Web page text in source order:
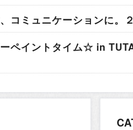
コミュニケーションに。
ペイントタイム☆ in